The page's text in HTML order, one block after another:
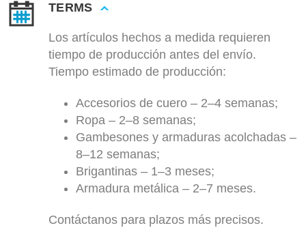
TERMS
Los artículos hechos a medida requieren
tiempo de producción antes del envío.
Tiempo estimado de producción:
Accesorios de cuero – 2–4 semanas;
Ropa – 2–8 semanas;
Gambesones y armaduras acolchadas –
8–12 semanas;
Brigantinas – 1–3 meses;
Armadura metálica – 2–7 meses.
Contáctanos para plazos más precisos.